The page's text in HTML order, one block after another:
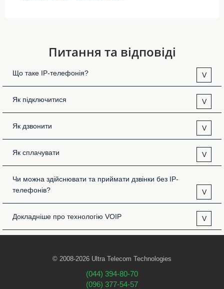
Питання та відповіді
Що таке IP-телефонія? V
Як підключитися V
Як дзвонити V
Як сплачувати V
Чи можна здійснювати та приймати дзвінки без IP-
телефонів?
V
Докладніше про технологію VOIP V
© 2008-2026 Ultra Telecom Technologies
(044) 394-80-70
(096) 377-54-57